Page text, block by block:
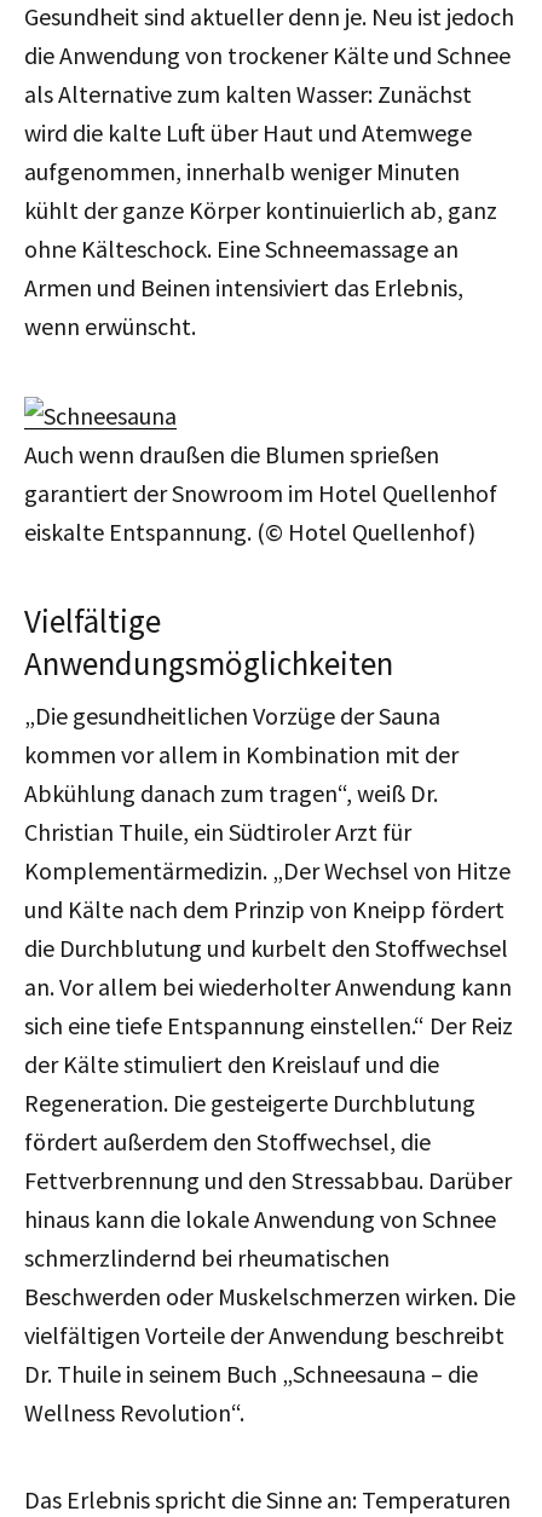
Gesundheit sind aktueller denn je. Neu ist jedoch
die Anwendung von trockener Kälte und Schnee
als Alternative zum kalten Wasser: Zunächst
wird die kalte Luft über Haut und Atemwege
aufgenommen, innerhalb weniger Minuten
kühlt der ganze Körper kontinuierlich ab, ganz
ohne Kälteschock. Eine Schneemassage an
Armen und Beinen intensiviert das Erlebnis,
wenn erwünscht.
Auch wenn draußen die Blumen sprießen
garantiert der Snowroom im Hotel Quellenhof
eiskalte Entspannung. (© Hotel Quellenhof)
Vielfältige
Anwendungsmöglichkeiten
„Die gesundheitlichen Vorzüge der Sauna
kommen vor allem in Kombination mit der
Abkühlung danach zum tragen“, weiß Dr.
Christian Thuile, ein Südtiroler Arzt für
Komplementärmedizin. „Der Wechsel von Hitze
und Kälte nach dem Prinzip von Kneipp fördert
die Durchblutung und kurbelt den Stoffwechsel
an. Vor allem bei wiederholter Anwendung kann
sich eine tiefe Entspannung einstellen.“ Der Reiz
der Kälte stimuliert den Kreislauf und die
Regeneration. Die gesteigerte Durchblutung
fördert außerdem den Stoffwechsel, die
Fettverbrennung und den Stressabbau. Darüber
hinaus kann die lokale Anwendung von Schnee
schmerzlindernd bei rheumatischen
Beschwerden oder Muskelschmerzen wirken. Die
vielfältigen Vorteile der Anwendung beschreibt
Dr. Thuile in seinem Buch „Schneesauna – die
Wellness Revolution“.
Das Erlebnis spricht die Sinne an: Temperaturen